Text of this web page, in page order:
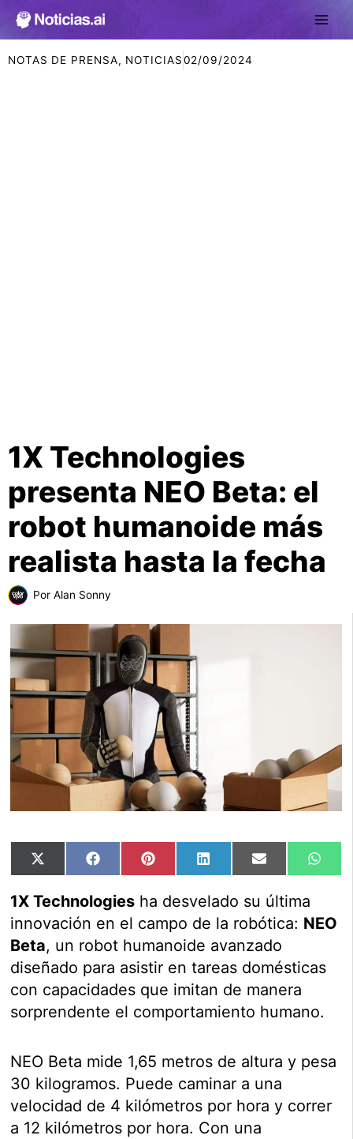
NOTAS DE PRENSA, NOTICIAS02/09/2024
1X Technologies
presenta NEO Beta: el
robot humanoide más
realista hasta la fecha
Por Alan Sonny
Compartir
en
X
(Twitter)
Compartir
en
FacebookCompartir
en
PinterestCompartir
en
LinkedInCompartir
en
Email
en
1X Technologies ha desvelado su última
innovación en el campo de la robótica: NEO
Beta, un robot humanoide avanzado
diseñado para asistir en tareas domésticas
con capacidades que imitan de manera
sorprendente el comportamiento humano.
NEO Beta mide 1,65 metros de altura y pesa
30 kilogramos. Puede caminar a una
velocidad de 4 kilómetros por hora y correr
a 12 kilómetros por hora. Con una